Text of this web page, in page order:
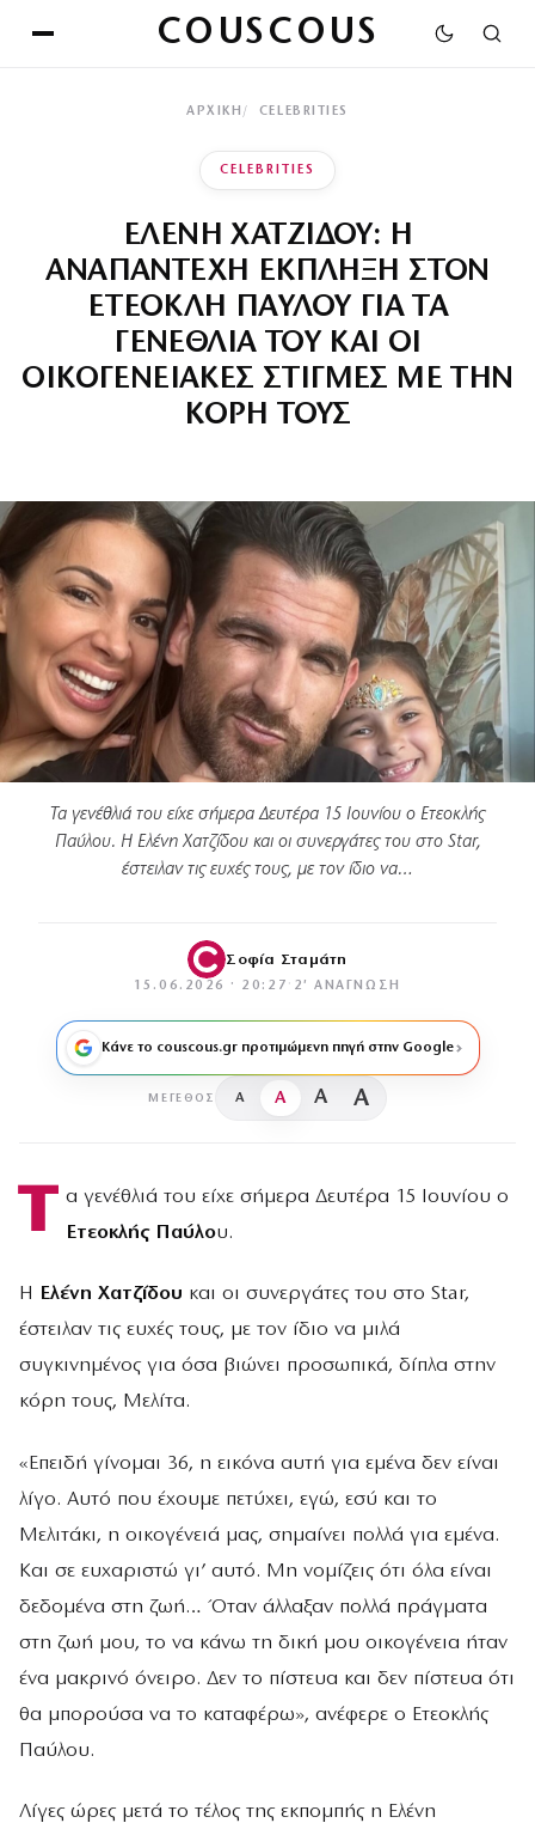
COUSCOUS
ΑΡΧΙΚΉ CELEBRITIES
CELEBRITIES
ΕΛΕΝΗ ΧΑΤΖΙΔΟΥ: Η
ΑΝΑΠΑΝΤΕΧΗ ΕΚΠΛΗΞΗ ΣΤΟΝ
ΕΤΕΟΚΛΗ ΠΑΥΛΟΥ ΓΙΑ ΤΑ
ΓΕΝΕΘΛΙΑ ΤΟΥ ΚΑΙ ΟΙ
ΟΙΚΟΓΕΝΕΙΑΚΕΣ ΣΤΙΓΜΕΣ ΜΕ ΤΗΝ
ΚΟΡΗ ΤΟΥΣ
Τα γενέθλιά του είχε σήμερα Δευτέρα 15 Ιουνίου ο Ετεοκλής
Παύλου. Η Ελένη Χατζίδου και οι συνεργάτες του στο Star,
έστειλαν τις ευχές τους, με τον ίδιο να…
Σοφία Σταμάτη
15.06.2026 · 20:27 · 2′ ΑΝΆΓΝΩΣΗ
Κάνε το couscous.gr προτιμώμενη πηγή στην Google
ΜΈΓΕΘΟΣ A A A A
Τ α γενέθλιά του είχε σήμερα Δευτέρα 15 Ιουνίου ο
Ετεοκλής Παύλου.
Η Ελένη Χατζίδου και οι συνεργάτες του στο Star,
έστειλαν τις ευχές τους, με τον ίδιο να μιλά
συγκινημένος για όσα βιώνει προσωπικά, δίπλα στην
κόρη τους, Μελίτα.
«Επειδή γίνομαι 36, η εικόνα αυτή για εμένα δεν είναι
λίγο. Αυτό που έχουμε πετύχει, εγώ, εσύ και το
Μελιτάκι, η οικογένειά μας, σημαίνει πολλά για εμένα.
Και σε ευχαριστώ γι’ αυτό. Μη νομίζεις ότι όλα είναι
δεδομένα στη ζωή… Όταν άλλαξαν πολλά πράγματα
στη ζωή μου, το να κάνω τη δική μου οικογένεια ήταν
ένα μακρινό όνειρο. Δεν το πίστευα και δεν πίστευα ότι
θα μπορούσα να το καταφέρω», ανέφερε ο Ετεοκλής
Παύλου.
Λίγες ώρες μετά το τέλος της εκπομπής η Ελένη